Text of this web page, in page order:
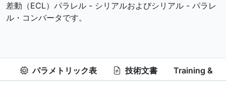
差動（ECL）パラレル - シリアルおよびシリアル - パラレ
ル・コンバータです。
パラメトリック表 技術文書 Training &